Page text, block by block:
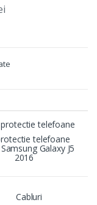
telefoane
Galaxy J5
2016